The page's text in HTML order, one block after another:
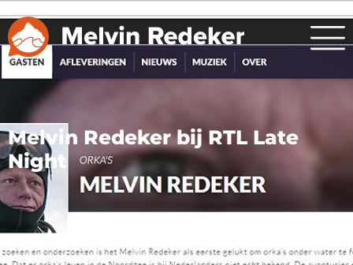
Melvin Redeker bij RTL Late
Night